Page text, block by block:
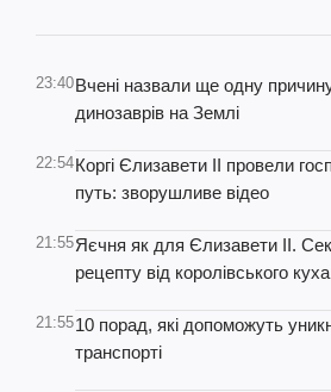
23:40Вчені назвали ще одну
динозаврів на Землі
22:54Коргі Єлизавети II провели
путь: зворушливе відео
21:55Яєчня як для Єлизавети ІІ.
рецепту від королівського
21:5510 порад, які допоможуть
транспорті